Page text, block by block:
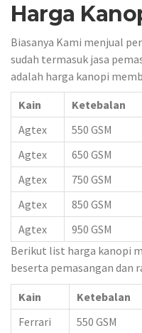
Harga
Biasanya Kami menjual
sudah termasuk jasa
adalah harga kanopi
Kain Ketebalan
Agtex
550 GSM
Agtex
650 GSM
Agtex
750 GSM
Agtex
850 GSM
Agtex
950 GSM
Berikut list harga kanopi
beserta pemasangan dan
Kain Ketebalan
Ferrari
550 GSM